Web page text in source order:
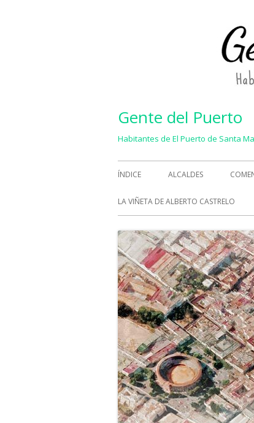
Gente del Puerto
Habitantes de El Puerto de Santa
Menú
principal
ÍNDICE ALCALDES
LA VIÑETA DE ALBERTO CASTRELO